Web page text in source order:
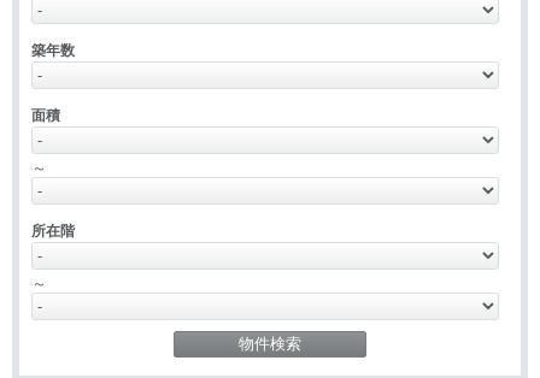
築年数
面積
～
所在階
～